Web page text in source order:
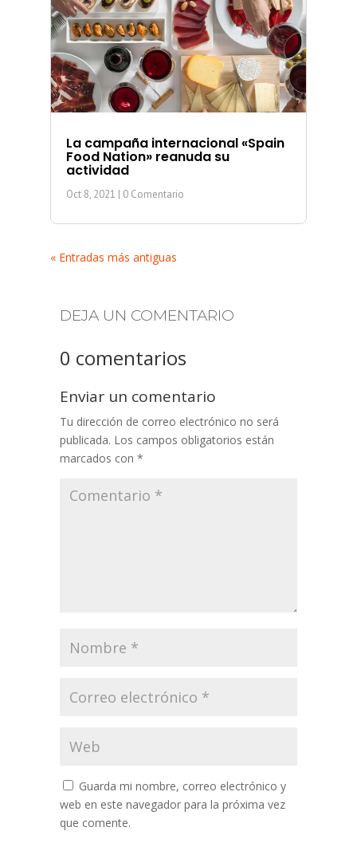
La campaña internacional «Spain
Food Nation» reanuda su
actividad
Oct 8, 2021 | 0 Comentario
« Entradas más antiguas
DEJA UN COMENTARIO
0 comentarios
Enviar un comentario
Tu dirección de correo electrónico no será
publicada. Los campos obligatorios están
marcados con *
Guarda mi nombre, correo electrónico y
web en este navegador para la próxima vez
que comente.